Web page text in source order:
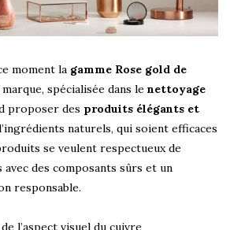
moment la gamme Rose gold de
spécialisée dans le nettoyage
proposer des produits élégants et
naturels, qui soient efficaces
se veulent respectueux de
avec des composants sûrs et un
responsable.
l’aspect visuel du cuivre